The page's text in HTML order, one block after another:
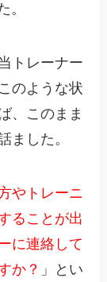
。
トレーナー
のような状
、このまま
ました。
やトレーニ
ることが出
に連絡して
か？ 」とい